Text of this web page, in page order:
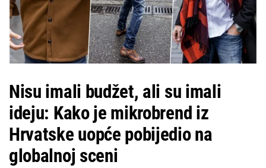
Nisu imali budžet, ali su imali
ideju: Kako je mikrobrend iz
Hrvatske uopće pobijedio na
globalnoj sceni